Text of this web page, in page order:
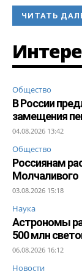
ЧИТАТЬ
Общество
В России
замещения
04.08.2026 13:42
Общество
Россиянам
Молчаливого
03.08.2026 15:18
Наука
Астрономы
500 млн
06.08.2026 16:12
Новости